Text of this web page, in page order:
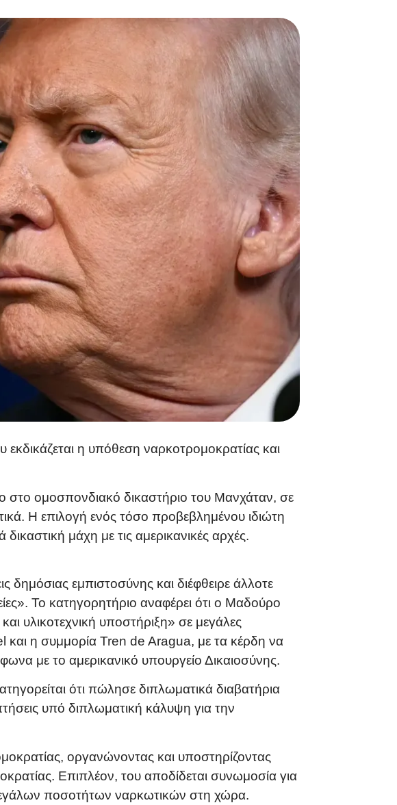
η υπόθεση ναρκοτρομοκρατίας και
ομοσπονδιακό δικαστήριο του Μανχάταν, σε
Η επιλογή ενός τόσο προβεβλημένου ιδιώτη
μάχη με τις αμερικανικές αρχές.
εμπιστοσύνης και διέφθειρε άλλοτε
Το κατηγορητήριο αναφέρει ότι ο Μαδούρο
υλικοτεχνική υποστήριξη» σε μεγάλες
και η συμμορία Tren de Aragua, με τα κέρδη να
με το αμερικανικό υπουργείο Δικαιοσύνης.
ότι πώλησε διπλωματικά διαβατήρια
υπό διπλωματική κάλυψη για την
οργανώνοντας και υποστηρίζοντας
Επιπλέον, του αποδίδεται συνωμοσία για
ποσοτήτων ναρκωτικών στη χώρα.